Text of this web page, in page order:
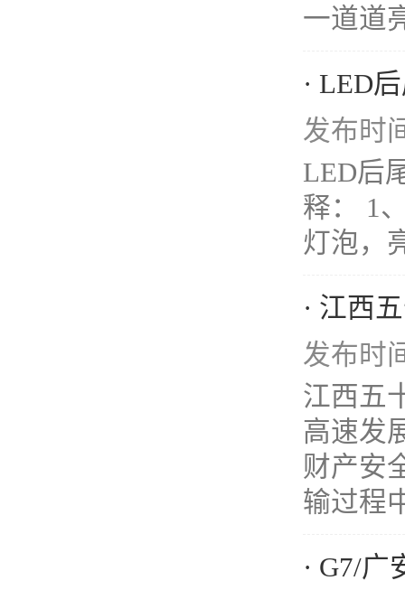
一道道
· LED
发布时
LED后
释： 1
灯泡，
· 江西
发布时
江西五
高速发
财产安
输过程
· G7/